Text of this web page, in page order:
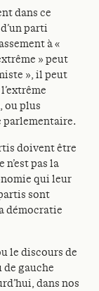
dans ce
parti
à «
» peut
», il peut
ou plus
parlementaire.
doivent être
pas la
qui leur
sont
démocratie
le discours de
de gauche
dans nos